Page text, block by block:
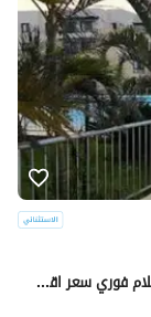
توين هاوس مفروش بالكامل للبيع ماراسي بلانكا استلام فوري سعر اقل من سعر السوق Marassi blanca north coast